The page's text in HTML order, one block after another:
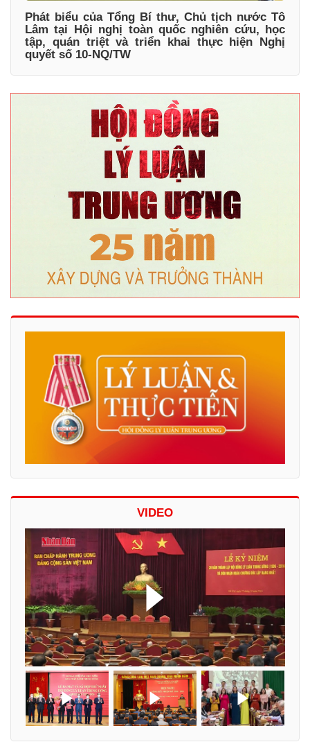
Phát biểu của Tổng Bí thư, Chủ tịch nước Tô
Lâm tại Hội nghị toàn quốc nghiên cứu, học
tập, quán triệt và triển khai thực hiện Nghị
quyết số 10-NQ/TW
VIDEO